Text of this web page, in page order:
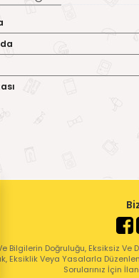
Bilgilerin Doğruluğu, Eksiksiz
Eksiklik Veya Yasalarla
Sorularınız İçin